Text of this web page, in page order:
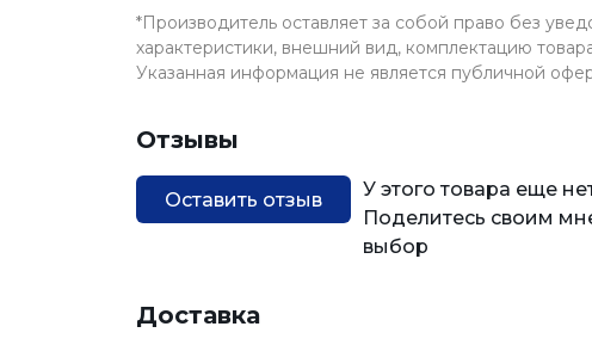
*Производитель оставляет за собой право без
характеристики, внешний вид, комплектацию
Указанная информация не является публичной
Отзывы
Оставить отзыв
У этого товара еще
Поделитесь своим
выбор
Доставка